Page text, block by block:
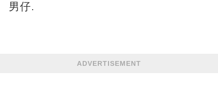
男仔.
ADVERTISEMENT